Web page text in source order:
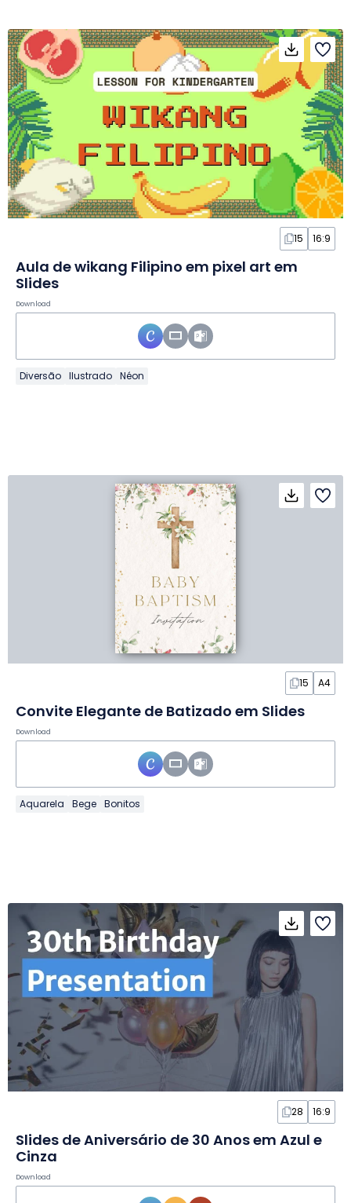
15 16:9
Aula de wikang Filipino em pixel art em
Slides
Download
Diversão Ilustrado Néon
15 A4
Convite Elegante de Batizado em Slides
Download
Aquarela Bege Bonitos
28 16:9
Slides de Aniversário de 30 Anos em Azul e
Cinza
Download